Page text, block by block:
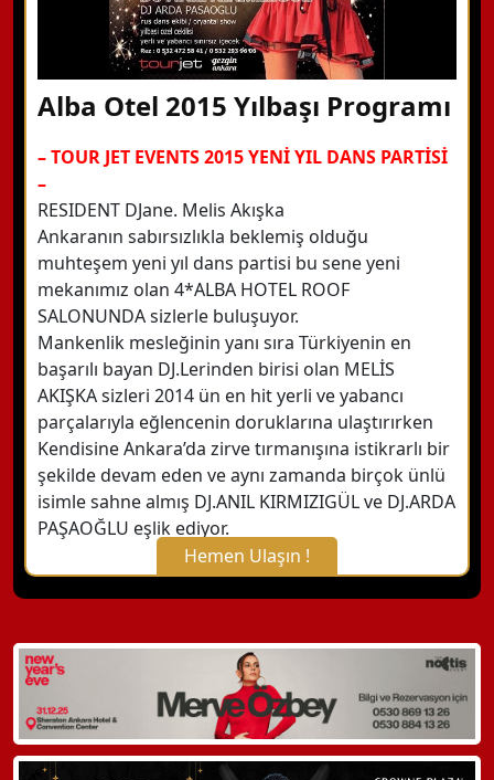
Alba Otel 2015 Yılbaşı Programı
– TOUR JET EVENTS 2015 YENİ YIL DANS PARTİSİ
–
RESIDENT DJane. Melis Akışka
Ankaranın sabırsızlıkla beklemiş olduğu
muhteşem yeni yıl dans partisi bu sene yeni
mekanımız olan 4*ALBA HOTEL ROOF
SALONUNDA sizlerle buluşuyor.
Mankenlik mesleğinin yanı sıra Türkiyenin en
başarılı bayan DJ.Lerinden birisi olan MELİS
AKIŞKA sizleri 2014 ün en hit yerli ve yabancı
parçalarıyla eğlencenin doruklarına ulaştırırken
Kendisine Ankara’da zirve tırmanışına istikrarlı bir
şekilde devam eden ve aynı zamanda birçok ünlü
isimle sahne almış DJ.ANIL KIRMIZIGÜL ve DJ.ARDA
PAŞAOĞLU eşlik ediyor.
Hemen Ulaşın !
X Kapat
WhatsApp ile Bilgi Alın
Hemen Arayın